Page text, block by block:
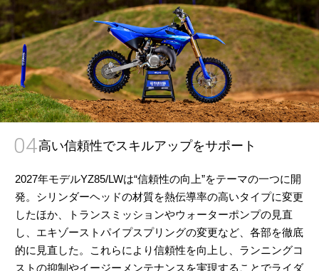
04高い信頼性でスキルアップをサポート
2027年モデルYZ85/LWは“信頼性の向上”をテーマの一つに開
発。シリンダーヘッドの材質を熱伝導率の高いタイプに変更
したほか、トランスミッションやウォーターポンプの見直
し、エキゾーストパイプスプリングの変更など、各部を徹底
的に見直した。これらにより信頼性を向上し、ランニングコ
ストの抑制やイージーメンテナンスを実現することでライダ